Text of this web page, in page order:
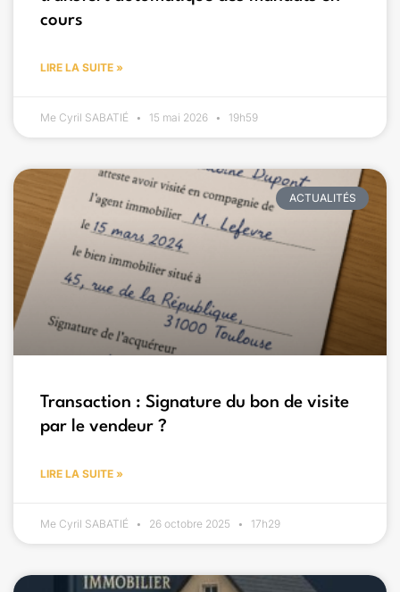
cours
LIRE LA SUITE »
Me Cyril SABATIÉ 15 mai 2026 19h59
ACTUALITÉS
Transaction : Signature du bon de visite
par le vendeur ?
LIRE LA SUITE »
Me Cyril SABATIÉ 26 octobre 2025 17h29